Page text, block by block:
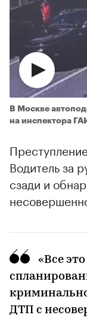
В Москве
на инспектора
Водитель за
сзади и
«Все
ДТП с